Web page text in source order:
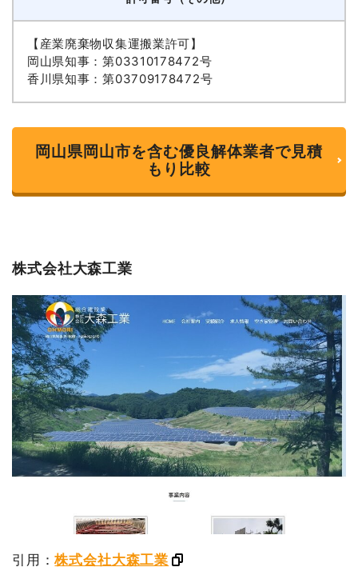
【産業廃棄物収集運搬業許可】
岡山県知事：第03310178472号
香川県知事：第03709178472号
岡山県岡山市を含む優良解体業者で見積
もり比較
株式会社大森工業
引用：株式会社大森工業